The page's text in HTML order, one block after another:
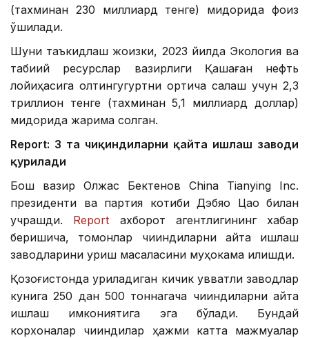
(тахминан 230 миллиард тенге) миқдорида фоиз
қўшилади.
Шуни таъкидлаш жоизки, 2023 йилда Экология ва
табиий ресурслар вазирлиги Қашаған нефть
лойиҳасига олтингугуртни ортиқча сақлаш учун 2,3
триллион тенге (тахминан 5,1 миллиард доллар)
миқдорида жарима солган.
Report: 3 та чиқиндиларни қайта ишлаш заводи
қурилади
Бош вазир Олжас Бектенов China Tianying Inc.
президенти ва партия котиби Дэбяо Цао билан
учрашди. Report ахборот агентлигининг хабар
беришича, томонлар чиқиндиларни қайта ишлаш
заводларини қуриш масаласини муҳокама қилишди.
Қозоғистонда қуриладиган кичик қувватли заводлар
кунига 250 дан 500 тоннагача чиқиндиларни қайта
ишлаш имкониятига эга бўлади. Бундай
корхоналар чиқиндилар ҳажми катта мажмуалар